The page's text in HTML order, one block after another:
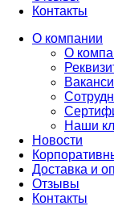
Контакты
О компании
О
Наши
Новости
Доставка и
Отзывы
Контакты